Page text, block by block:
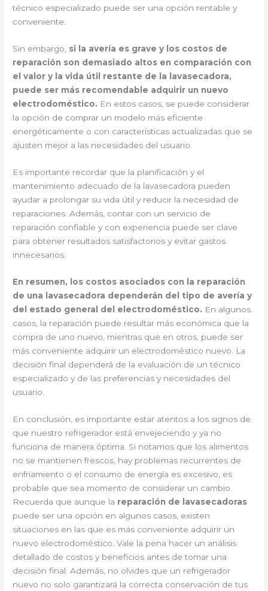
técnico especializado puede ser una opción rentable y
conveniente.
Sin embargo, si la avería es grave y los costos de
reparación son demasiado altos en comparación con
el valor y la vida útil restante de la lavasecadora,
puede ser más recomendable adquirir un nuevo
electrodoméstico. En estos casos, se puede considerar
la opción de comprar un modelo más eficiente
energéticamente o con características actualizadas que se
ajusten mejor a las necesidades del usuario.
Es importante recordar que la planificación y el
mantenimiento adecuado de la lavasecadora pueden
ayudar a prolongar su vida útil y reducir la necesidad de
reparaciones. Además, contar con un servicio de
reparación confiable y con experiencia puede ser clave
para obtener resultados satisfactorios y evitar gastos
innecesarios.
En resumen, los costos asociados con la reparación
de una lavasecadora dependerán del tipo de avería y
del estado general del electrodoméstico. En algunos
casos, la reparación puede resultar más económica que la
compra de uno nuevo, mientras que en otros, puede ser
más conveniente adquirir un electrodoméstico nuevo. La
decisión final dependerá de la evaluación de un técnico
especializado y de las preferencias y necesidades del
usuario.
En conclusión, es importante estar atentos a los signos de
que nuestro refrigerador está envejeciendo y ya no
funciona de manera óptima. Si notamos que los alimentos
no se mantienen frescos, hay problemas recurrentes de
enfriamiento o el consumo de energía es excesivo, es
probable que sea momento de considerar un cambio.
Recuerda que aunque la reparación de lavasecadoras
puede ser una opción en algunos casos, existen
situaciones en las que es más conveniente adquirir un
nuevo electrodoméstico. Vale la pena hacer un análisis
detallado de costos y beneficios antes de tomar una
decisión final. Además, no olvides que un refrigerador
nuevo no solo garantizará la correcta conservación de tus